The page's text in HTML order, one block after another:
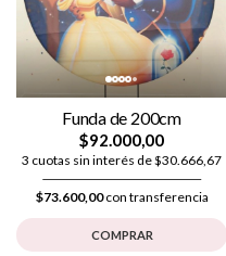
Funda de 200cm
$92.000,00
3 cuotas sin interés de $30.666,67
$73.600,00con transferencia
COMPRAR